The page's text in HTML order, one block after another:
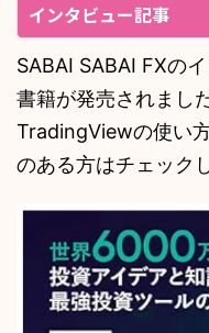
インタビュー記事
SABAI SABAI FXの
書籍が発売されました
TradingViewの使い
のある方はチェック